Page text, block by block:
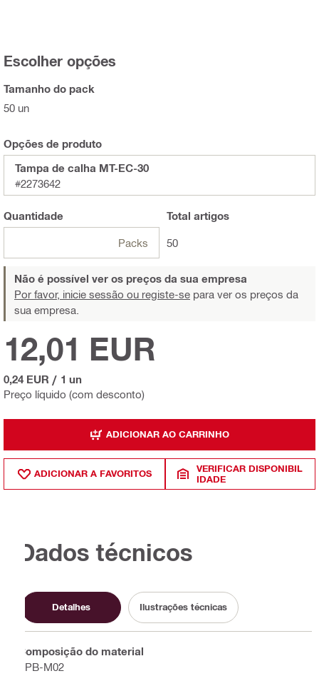
Escolher opções
Tamanho do pack
50 un
Opções de produto
Tampa de calha MT-EC-30
#2273642
Quantidade
Packs
Total artigos
50
Não é possível ver os preços da sua empresa
Por favor, inicie sessão ou registe-se para ver os preços da
sua empresa.
Preço líquido (com desconto)
12,01 EUR
0,24 EUR / 1 un
ADICIONAR AO CARRINHO
ADICIONAR A FAVORITOS
VERIFICAR DISPONIBIL
IDADE
Dados técnicos
Detalhes Ilustrações técnicas
Composição do material
PPB-M02